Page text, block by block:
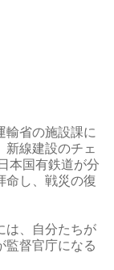
省の施設課に
新線建設のチェ
本国有鉄道が分
命し、戦災の復
は、自分たちが
監督官庁になる